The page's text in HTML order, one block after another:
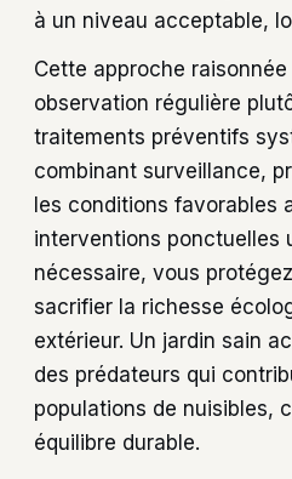
à un niveau acceptable,
Cette approche
observation régulière
traitements préventifs
combinant surveillance,
les conditions favorables
interventions ponctuelles
nécessaire, vous
sacrifier la richesse
extérieur. Un jardin sain
des prédateurs qui
populations de nuisibles,
équilibre durable.